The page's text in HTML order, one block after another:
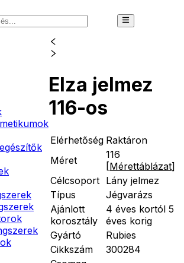
Elza jelmez
116-os
Elérhetőség Raktáron
Méret
116
[Mérettáblázat]
Célcsoport Lány jelmez
Típus
Jégvarázs
Ajánlott
korosztály
4 éves kortól 5
éves korig
Gyártó
Rubies
Cikkszám
300284